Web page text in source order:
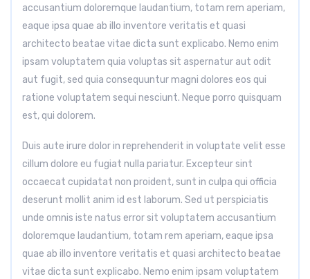
accusantium doloremque laudantium, totam rem aperiam,
eaque ipsa quae ab illo inventore veritatis et quasi
architecto beatae vitae dicta sunt explicabo. Nemo enim
ipsam voluptatem quia voluptas sit aspernatur aut odit
aut fugit, sed quia consequuntur magni dolores eos qui
ratione voluptatem sequi nesciunt. Neque porro quisquam
est, qui dolorem.
Duis aute irure dolor in reprehenderit in voluptate velit esse
cillum dolore eu fugiat nulla pariatur. Excepteur sint
occaecat cupidatat non proident, sunt in culpa qui officia
deserunt mollit anim id est laborum. Sed ut perspiciatis
unde omnis iste natus error sit voluptatem accusantium
doloremque laudantium, totam rem aperiam, eaque ipsa
quae ab illo inventore veritatis et quasi architecto beatae
vitae dicta sunt explicabo. Nemo enim ipsam voluptatem